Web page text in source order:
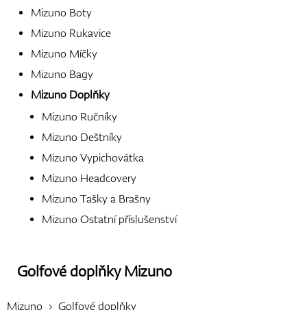
Mizuno Boty
Mizuno Rukavice
Mizuno Míčky
Mizuno Bagy
Mizuno Doplňky
Mizuno Ručníky
Mizuno Deštníky
Mizuno Vypichovátka
Mizuno Headcovery
Mizuno Tašky a Brašny
Mizuno Ostatní příslušenství
Golfové doplňkyMizuno
Mizuno Golfové doplňky